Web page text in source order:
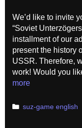
We’d like to invite
“Soviet
installment of our
present the history
USSR. Therefore,
work! Would you
more
Categories
suz-game english